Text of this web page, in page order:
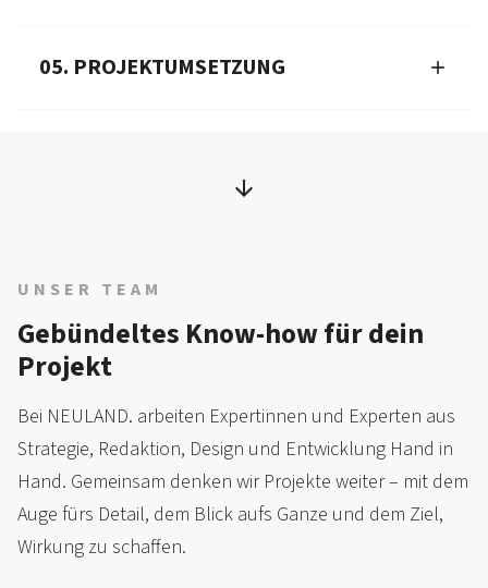
05. PROJEKTUMSETZUNG
UNSER TEAM
Gebündeltes Know-how für dein
Projekt
Bei NEULAND. arbeiten Expertinnen und Experten aus
Strategie, Redaktion, Design und Entwicklung Hand in
Hand. Gemeinsam denken wir Projekte weiter – mit dem
Auge fürs Detail, dem Blick aufs Ganze und dem Ziel,
Wirkung zu schaffen.